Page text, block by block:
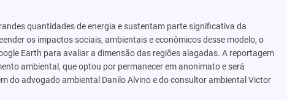
quantidades de energia e sustentam parte significativa da
os impactos sociais, ambientais e econômicos desse modelo, o
Earth para avaliar a dimensão das regiões alagadas. A reportagem
ambiental, que optou por permanecer em anonimato e será
do advogado ambiental Danilo Alvino e do consultor ambiental Victor